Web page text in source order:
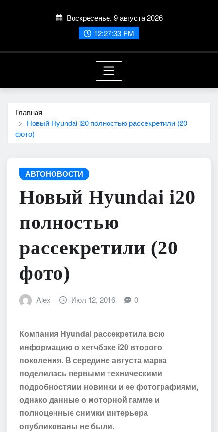
Воскресенье, 9 августа 2026
12:27:34 PM
Главная
Новый Hyundai i20 полностью рассекретили (20
фото)
АВТОНОВОСТИ
Новый Hyundai i20
полностью
рассекретили (20
фото)
Alex Июл 12, 2016 0
Компания Hyundai рассекретила всю
информацию о хетчбэке i20 второго
поколения. В середине августа марка
поделилась первыми техническими
подробностями новинки и ее фотографиями,
однако данные о моторной гамме и
полноценные снимки интерьера
опубликованы не были.